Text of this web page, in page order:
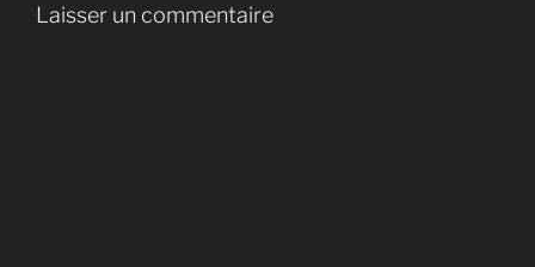
Laisser un commentaire